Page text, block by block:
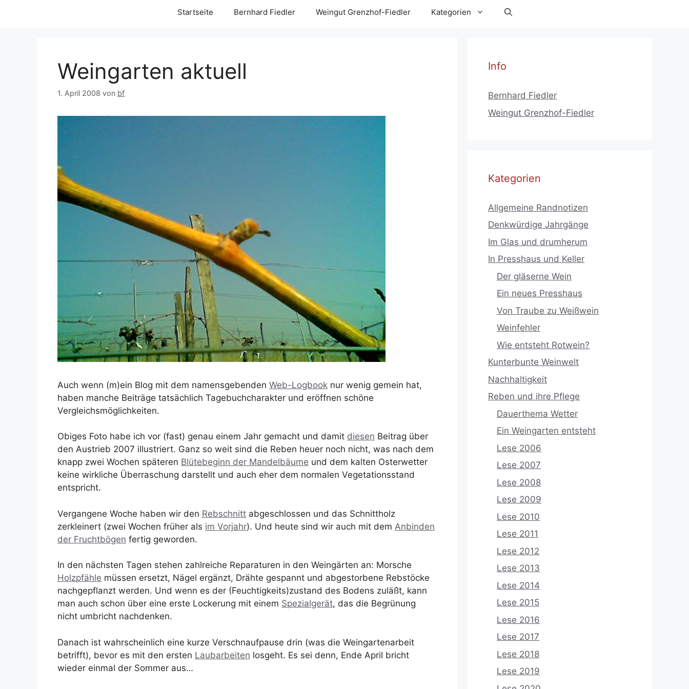
Startseite Bernhard Fiedler Weingut Grenzhof-Fiedler Kategorien
Weingarten aktuell
1. April 2008 von bf
Auch wenn (m)ein Blog mit dem namensgebenden Web-Logbook nur wenig gemein hat,
haben manche Beiträge tatsächlich Tagebuchcharakter und eröffnen schöne
Vergleichsmöglichkeiten.
Obiges Foto habe ich vor (fast) genau einem Jahr gemacht und damit diesen Beitrag über
den Austrieb 2007 illustriert. Ganz so weit sind die Reben heuer noch nicht, was nach dem
knapp zwei Wochen späteren Blütebeginn der Mandelbäume und dem kalten Osterwetter
keine wirkliche Überraschung darstellt und auch eher dem normalen Vegetationsstand
entspricht.
Vergangene Woche haben wir den Rebschnitt abgeschlossen und das Schnittholz
zerkleinert (zwei Wochen früher als im Vorjahr). Und heute sind wir auch mit dem Anbinden
der Fruchtbögen fertig geworden.
In den nächsten Tagen stehen zahlreiche Reparaturen in den Weingärten an: Morsche
Holzpfähle müssen ersetzt, Nägel ergänzt, Drähte gespannt und abgestorbene Rebstöcke
nachgepflanzt werden. Und wenn es der (Feuchtigkeits)zustand des Bodens zuläßt, kann
man auch schon über eine erste Lockerung mit einem Spezialgerät, das die Begrünung
nicht umbricht nachdenken.
Danach ist wahrscheinlich eine kurze Verschnaufpause drin (was die Weingartenarbeit
betrifft), bevor es mit den ersten Laubarbeiten losgeht. Es sei denn, Ende April bricht
wieder einmal der Sommer aus…
Info
Bernhard Fiedler
Weingut Grenzhof-Fiedler
Kategorien
Allgemeine Randnotizen
Denkwürdige Jahrgänge
Im Glas und drumherum
In Presshaus und Keller
Der gläserne Wein
Ein neues Presshaus
Von Traube zu Weißwein
Weinfehler
Wie entsteht Rotwein?
Kunterbunte Weinwelt
Nachhaltigkeit
Reben und ihre Pflege
Dauerthema Wetter
Ein Weingarten entsteht
Lese 2006
Lese 2007
Lese 2008
Lese 2009
Lese 2010
Lese 2011
Lese 2012
Lese 2013
Lese 2014
Lese 2015
Lese 2016
Lese 2017
Lese 2018
Lese 2019